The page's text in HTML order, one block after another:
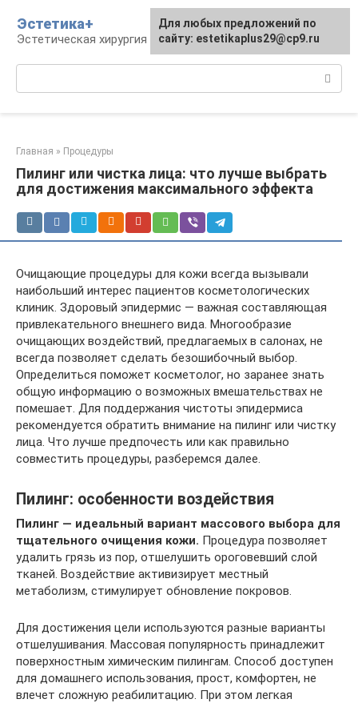
контенту
Эстетика+
Эстетическая хирургия и косметология
Главная » Процедуры
Пилинг или чистка лица: что лучше выбрать
для достижения максимального эффекта
Очищающие процедуры для кожи всегда вызывали
наибольший интерес пациентов косметологических
клиник. Здоровый эпидермис — важная составляющая
привлекательного внешнего вида. Многообразие
очищающих воздействий, предлагаемых в салонах, не
всегда позволяет сделать безошибочный выбор.
Определиться поможет косметолог, но заранее знать
общую информацию о возможных вмешательствах не
помешает. Для поддержания чистоты эпидермиса
рекомендуется обратить внимание на пилинг или чистку
лица. Что лучше предпочесть или как правильно
совместить процедуры, разберемся далее.
Пилинг: особенности воздействия
Пилинг — идеальный вариант массового выбора для
тщательного очищения кожи. Процедура позволяет
удалить грязь из пор, отшелушить ороговевший слой
тканей. Воздействие активизирует местный
метаболизм, стимулирует обновление покровов.
Для достижения цели используются разные варианты
отшелушивания. Массовая популярность принадлежит
поверхностным химическим пилингам. Способ доступен
для домашнего использования, прост, комфортен, не
влечет сложную реабилитацию. При этом легкая
Для любых предложений по
сайту: estetikaplus29@cp9.ru